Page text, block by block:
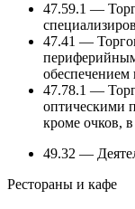
47.59.1 —
47.41 —
обеспечением
47.78.1 —
оптическими
кроме очков,
49.32 —
Рестораны и кафе